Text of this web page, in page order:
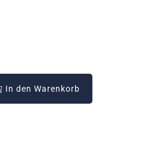
In den Warenkorb